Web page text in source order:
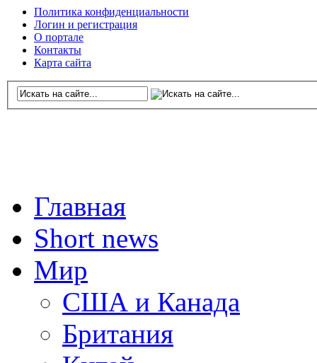
Политика конфиденциальности
Логин и регистрация
О портале
Контакты
Карта сайта
Главная
Short news
Мир
США и Канада
Британия